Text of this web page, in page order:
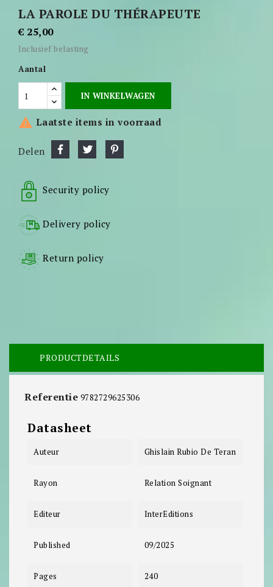
LA PAROLE DU THÉRAPEUTE
€ 25,00
Inclusief belasting
Aantal
IN WINKELWAGEN
 Laatste items in voorraad
Delen
Security policy
Delivery policy
Return policy
PRODUCTDETAILS
Referentie 9782729625306
Datasheet
Auteur Ghislain Rubio De Teran
Rayon Relation Soignant
Editeur InterEditions
Published 09/2025
Pages 240